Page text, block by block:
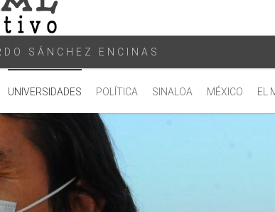
SÁNCHEZ ENCINAS
UNIVERSIDADES POLÍTICA SINALOA MÉXICO EL